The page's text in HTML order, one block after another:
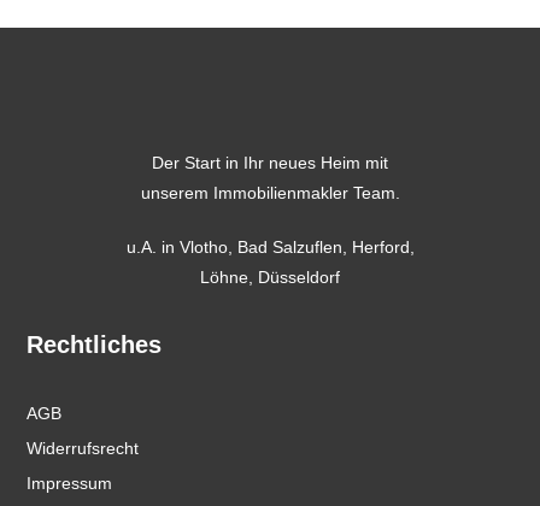
Der Start in Ihr neues Heim mit
unserem Immobilienmakler Team.
u.A. in Vlotho, Bad Salzuflen Herford
Löhne, Düsseldorf
Rechtliches
AGB
Widerrufsrecht
Impressum